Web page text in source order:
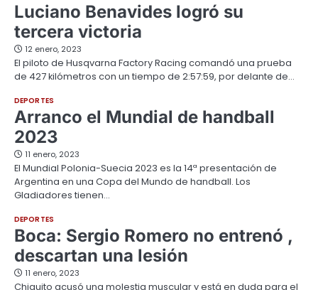
Luciano Benavides logró su
tercera victoria
12 enero, 2023
El piloto de Husqvarna Factory Racing comandó una prueba
de 427 kilómetros con un tiempo de 2:57:59, por delante de…
DEPORTES
Arranco el Mundial de handball
2023
11 enero, 2023
El Mundial Polonia-Suecia 2023 es la 14ª presentación de
Argentina en una Copa del Mundo de handball. Los
Gladiadores tienen…
DEPORTES
Boca: Sergio Romero no entrenó ,
descartan una lesión
11 enero, 2023
Chiquito acusó una molestia muscular y está en duda para el